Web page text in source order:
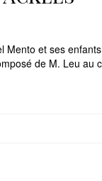
Mento et ses
de M. Leu au